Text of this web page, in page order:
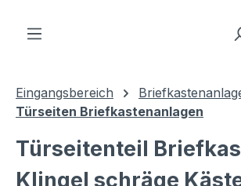
Eingangsbereich
Türseiten Briefkastenanlagen
Türseitenteil
Klingel schräge